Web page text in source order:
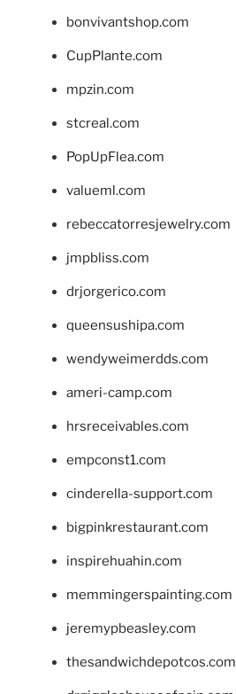
bonvivantshop.com
CupPlante.com
mpzin.com
stcreal.com
PopUpFlea.com
valueml.com
rebeccatorresjewelry.com
jmpbliss.com
drjorgerico.com
queensushipa.com
wendyweimerdds.com
ameri-camp.com
hrsreceivables.com
empconst1.com
cinderella-support.com
bigpinkrestaurant.com
inspirehuahin.com
memmingerspainting.com
jeremypbeasley.com
thesandwichdepotcos.com